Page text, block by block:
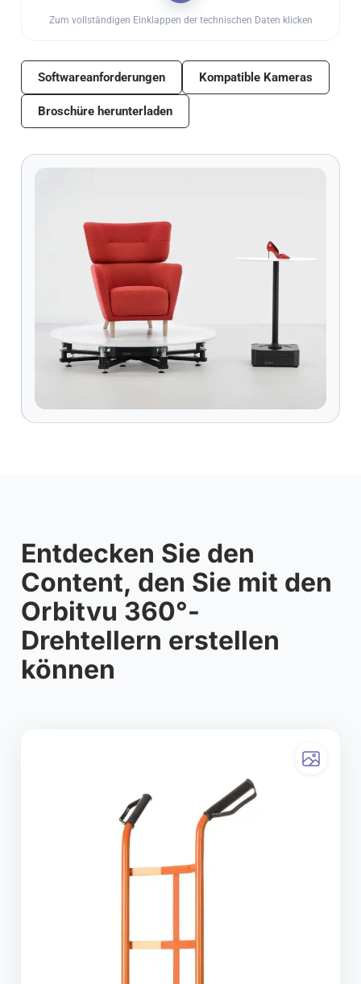
Zum vollständigen Einklappen der technischen Daten klicken
Softwareanforderungen Kompatible Kameras
Broschüre herunterladen
Entdecken Sie den
Content, den Sie mit den
Orbitvu 360°-
Drehtellern erstellen
können